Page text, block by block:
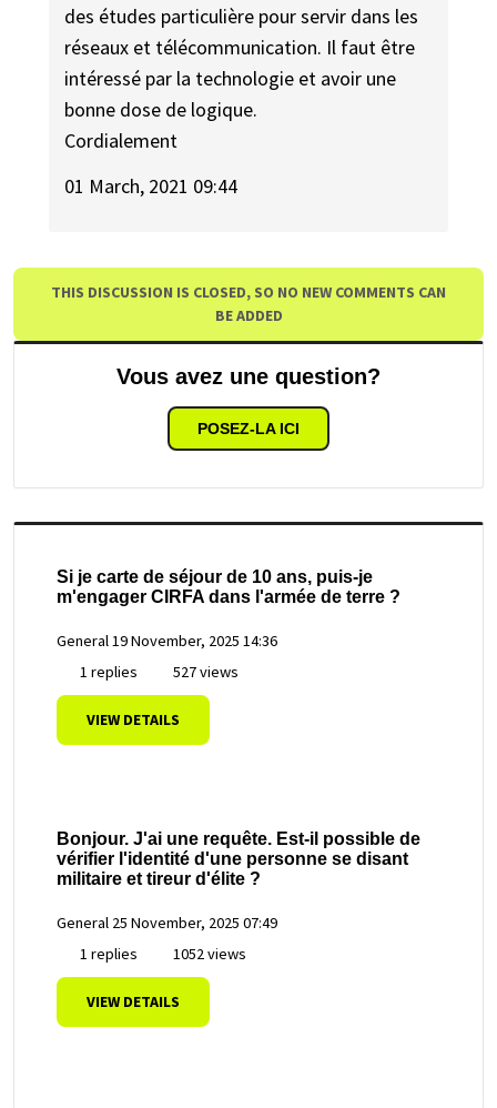
des études particulière pour servir dans les
réseaux et télécommunication. Il faut être
intéressé par la technologie et avoir une
bonne dose de logique.
Cordialement
01 March, 2021 09:44
THIS DISCUSSION IS CLOSED, SO NO NEW COMMENTS CAN
BE ADDED
Vous avez une question?
POSEZ-LA ICI
Si je carte de séjour de 10 ans, puis-je
m'engager CIRFA dans l'armée de terre ?
General19 November, 2025 14:36
1 replies
527 views
VIEW DETAILS
Bonjour. J'ai une requête. Est-il possible de
vérifier l'identité d'une personne se disant
militaire et tireur d'élite ?
General 25 November, 2025 07:49
1 replies
1052 views
VIEW DETAILS